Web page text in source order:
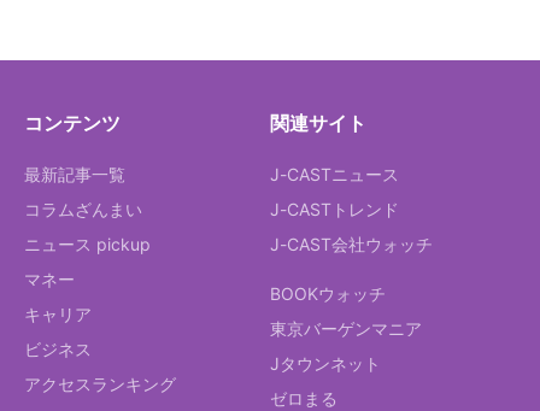
コンテンツ
最新記事一覧
コラムざんまい
ニュース pickup
マネー
キャリア
ビジネス
アクセスランキング
関連サイト
J-CASTニュース
J-CASTトレンド
J-CAST会社ウォッチ
BOOKウォッチ
東京バーゲンマニア
Jタウンネット
ゼロまる